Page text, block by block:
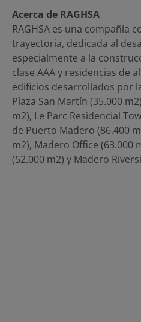
Acerca de RAGHSA
RAGHSA es una compañía
trayectoria, dedicada al
especialmente a la
clase AAA y residencias de
edificios desarrollados por
Plaza San Martín (35.000
m2), Le Parc Residencial
de Puerto Madero (86.400
m2), Madero Office (63.000
(52.000 m2) y Madero